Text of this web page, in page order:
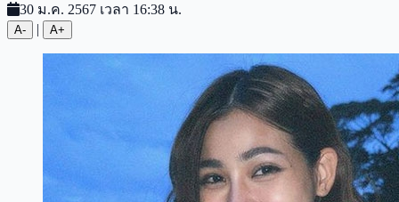
30 ม.ค. 2567 เวลา 16:38 น.
A- | A+